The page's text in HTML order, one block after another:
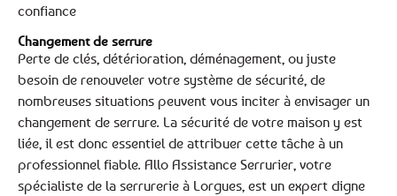
confiance
Changement de serrure
Perte de clés, détérioration, déménagement, ou juste
besoin de renouveler votre système de sécurité, de
nombreuses situations peuvent vous inciter à envisager un
changement de serrure. La sécurité de votre maison y est
liée, il est donc essentiel de attribuer cette tâche à un
professionnel fiable. Allo Assistance Serrurier, votre
spécialiste de la serrurerie à Lorgues, est un expert digne